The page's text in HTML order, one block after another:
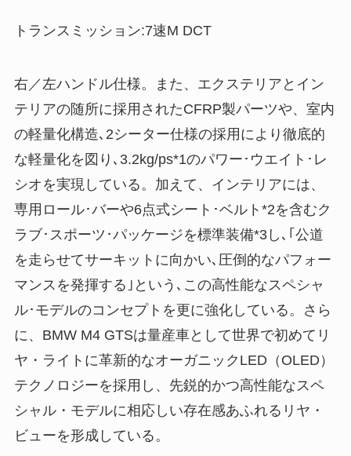
トランスミッション:7速M DCT
右／左ハンドル仕様。また、エクステリアとイン
テリアの随所に採用されたCFRP製パーツや、室内
の軽量化構造､2シーター仕様の採用により徹底的
な軽量化を図り､3.2kg/ps*1のパワー･ウエイト･レ
シオを実現している。加えて、インテリアには、
専用ロール･バーや6点式シート･ベルト*2を含むク
ラブ･スポーツ･パッケージを標準装備*3し､｢公道
を走らせてサーキットに向かい､圧倒的なパフォー
マンスを発揮する｣という､この高性能なスペシャ
ル･モデルのコンセプトを更に強化している。さら
に、BMW M4 GTSは量産車として世界で初めてリ
ヤ・ライトに革新的なオーガニックLED（OLED）
テクノロジーを採用し、先鋭的かつ高性能なスペ
シャル・モデルに相応しい存在感あふれるリヤ・
ビューを形成している。